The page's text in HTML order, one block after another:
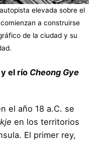
elevada sobre el
a construirse
de la ciudad y su
el río Cheong Gye
el año 18 a.C. se
en los territorios
El primer rey,